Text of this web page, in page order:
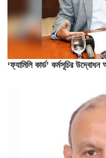
‘ফ্যামিলি কার্ড’ কর্মসূচির